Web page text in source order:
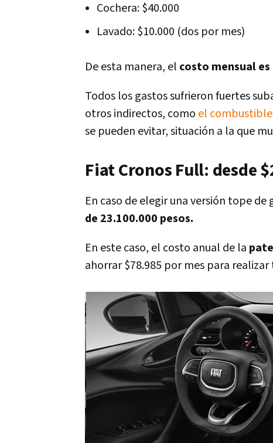
Cochera: $40.000
Lavado: $10.000 (dos por mes)
De esta manera, el costo mensual es
Todos los gastos sufrieron fuertes
otros indirectos, como el combustible
se pueden evitar, situación a la que
Fiat Cronos Full: desde
En caso de elegir una versión tope de
de 23.100.000 pesos.
En este caso, el costo anual de la
ahorrar $78.985 por mes para